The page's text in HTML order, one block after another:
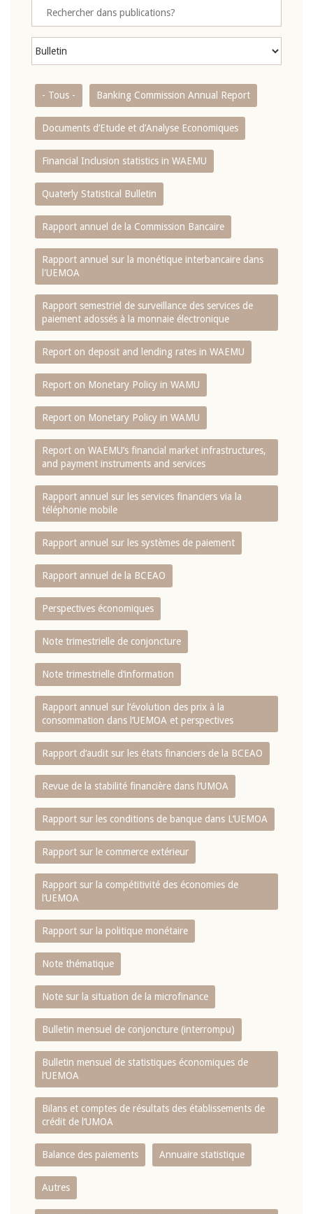
- Tous - Banking Commission Annual Report
Documents d’Etude et d’Analyse Economiques
Financial Inclusion statistics in WAEMU
Quaterly Statistical Bulletin
Rapport annuel de la Commission Bancaire
Rapport annuel sur la monétique interbancaire dans
l'UEMOA
Rapport semestriel de surveillance des services de
paiement adossés à la monnaie électronique
Report on deposit and lending rates in WAEMU
Report on Monetary Policy in WAMU
Report on Monetary Policy in WAMU
Report on WAEMU’s financial market infrastructures,
and payment instruments and services
Rapport annuel sur les services financiers via la
téléphonie mobile
Rapport annuel sur les systèmes de paiement
Rapport annuel de la BCEAO
Perspectives économiques
Note trimestrielle de conjoncture
Note trimestrielle d‘information
Rapport annuel sur l‘évolution des prix à la
consommation dans l‘UEMOA et perspectives
Rapport d‘audit sur les états financiers de la BCEAO
Revue de la stabilité financière dans l‘UMOA
Rapport sur les conditions de banque dans L‘UEMOA
Rapport sur le commerce extérieur
Rapport sur la compétitivité des économies de
l‘UEMOA
Rapport sur la politique monétaire
Note thématique
Note sur la situation de la microfinance
Bulletin mensuel de conjoncture (interrompu)
Bulletin mensuel de statistiques économiques de
l‘UEMOA
Bilans et comptes de résultats des établissements de
crédit de l‘UMOA
Balance des paiements Annuaire statistique
Autres